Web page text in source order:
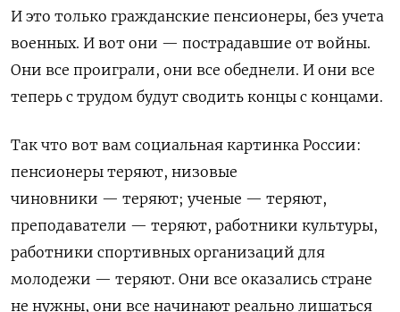
И это только гражданские пенсионеры, без учета
военных. И вот они — пострадавшие от войны.
Они все проиграли, они все обеднели. И они все
теперь с трудом будут сводить концы с концами.
Так что вот вам социальная картинка России:
пенсионеры теряют, низовые
чиновники — теряют; ученые — теряют,
преподаватели — теряют, работники культуры,
работники спортивных организаций для
молодежи — теряют. Они все оказались стране
не нужны, они все начинают реально лишаться